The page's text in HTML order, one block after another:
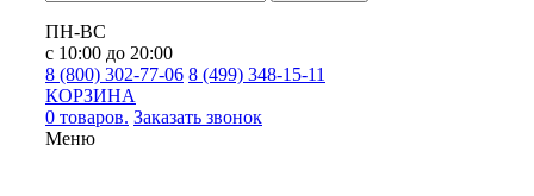
ПН-ВС
с 10:00 до 20:00
8 (800) 302-77-06 8 (499) 348-15-11
КОРЗИНА
0 товаров. Заказать звонок
Меню